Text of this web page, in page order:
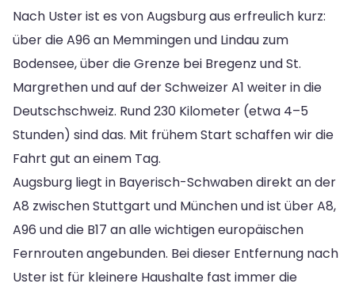
Nach Uster ist es von Augsburg aus erfreulich kurz:
über die A96 an Memmingen und Lindau zum
Bodensee, über die Grenze bei Bregenz und St.
Margrethen und auf der Schweizer A1 weiter in die
Deutschschweiz. Rund 230 Kilometer (etwa 4–5
Stunden) sind das. Mit frühem Start schaffen wir die
Fahrt gut an einem Tag.
Augsburg liegt in Bayerisch-Schwaben direkt an der
A8 zwischen Stuttgart und München und ist über A8,
A96 und die B17 an alle wichtigen europäischen
Fernrouten angebunden. Bei dieser Entfernung nach
Uster ist für kleinere Haushalte fast immer die